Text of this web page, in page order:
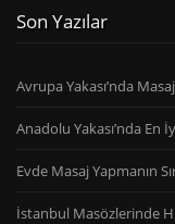
Son Yazılar
Avrupa Yakası’nda
Anadolu Yakası’nda
Evde Masaj Yapmanın
İstanbul Masözlerinde